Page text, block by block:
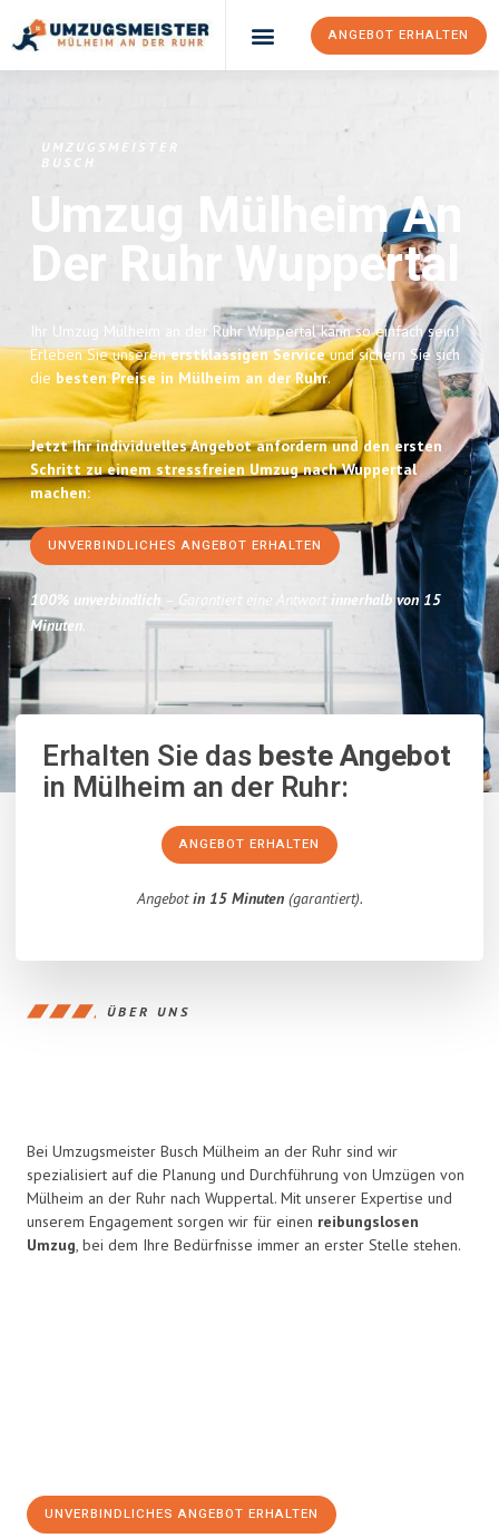
ANGEBOT ERHALTEN
UMZUGSMEISTER
BUSCH
Umzug Mülheim An
Der Ruhr Wuppertal
Ihr Umzug Mülheim an der Ruhr Wuppertal kann so einfach sein!
Erleben Sie unserenerstklassigen Serviceund sichern Sie sich
die besten Preise in Mülheim an der Ruhr.
Jetzt Ihr individuelles Angebot anfordern und den ersten
Schritt zu einem stressfreien Umzug nach Wuppertal
machen:
UNVERBINDLICHES ANGEBOT ERHALTEN
100% unverbindlich – Garantiert eine Antwort innerhalb von 15
Minuten.
Erhalten Sie dasbeste Angebot
in Mülheim an der Ruhr:
ANGEBOT ERHALTEN
Angebotin 15 Minuten(garantiert).
ÜBER UNS
Bei Umzugsmeister Busch Mülheim an der Ruhr sind wir
spezialisiert auf die Planung und Durchführung von Umzügen von
Mülheim an der Ruhr nach Wuppertal. Mit unserer Expertise und
unserem Engagement sorgen wir für einen reibungslosen
Umzug, bei dem Ihre Bedürfnisse immer an erster Stelle stehen.
UNVERBINDLICHES ANGEBOT ERHALTEN